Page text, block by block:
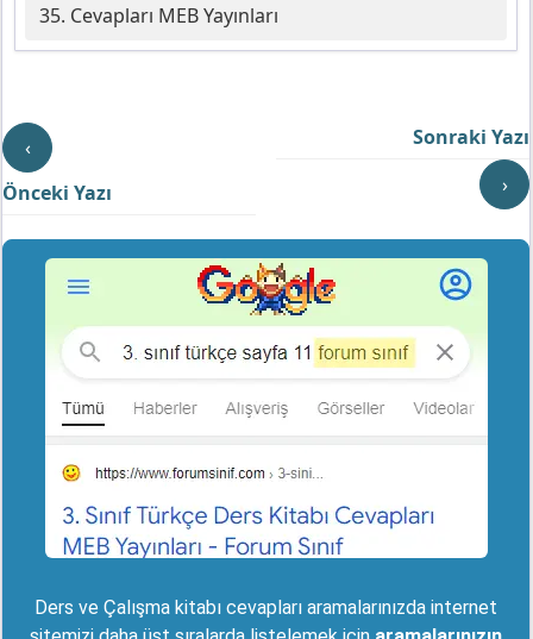
35. Cevapları MEB Yayınları
‹
Önceki Yazı
Sonraki Yazı
›
Ders ve Çalışma kitabı cevapları aramalarınızda internet